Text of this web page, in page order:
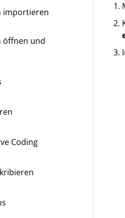
importieren
öffnen und
Coding